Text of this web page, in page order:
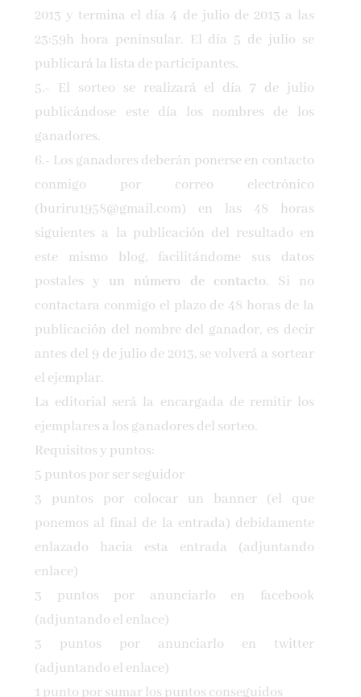
2013 y termina el día 4 de julio de 2013 a las
23:59h hora peninsular. El día 5 de julio se
publicará la lista de participantes.
5.- El sorteo se realizará el día 7 de julio
publicándose este día los nombres de los
ganadores.
6.- Los ganadores deberán ponerse en contacto
conmigo por correo electrónico
(buriru1958@gmail.com) en las 48 horas
siguientes a la publicación del resultado en
este mismo blog, facilitándome sus datos
postales y un número de contacto. Si no
contactara conmigo el plazo de 48 horas de la
publicación del nombre del ganador, es decir
antes del 9 de julio de 2013, se volverá a sortear
el ejemplar.
La editorial será la encargada de remitir los
ejemplares a los ganadores del sorteo.
Requisitos y puntos:
5 puntos por ser seguidor
3 puntos por colocar un banner (el que
ponemos al final de la entrada) debidamente
enlazado hacia esta entrada (adjuntando
enlace)
3 puntos por anunciarlo en facebook
(adjuntando el enlace)
3 puntos por anunciarlo en twitter
(adjuntando el enlace)
1 punto por sumar los puntos conseguidos